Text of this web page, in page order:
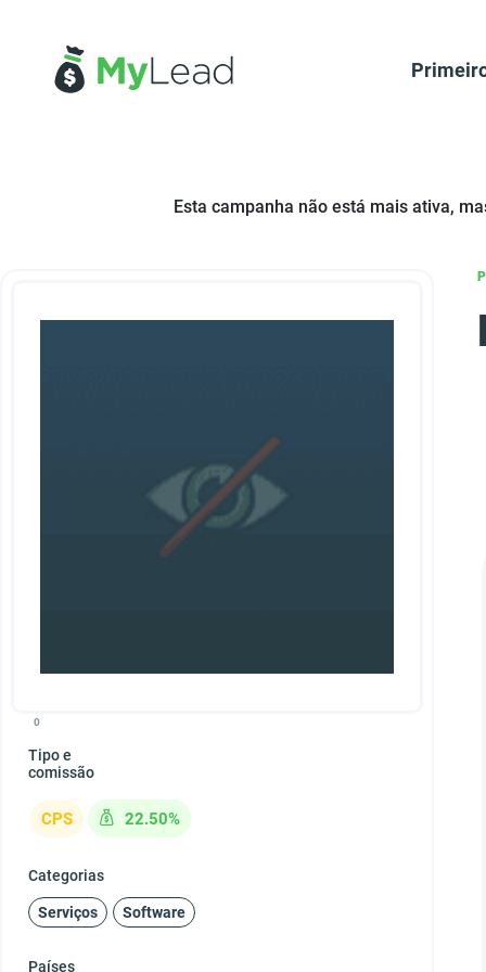
Esta campanha não está mais ativa,
0
Tipo e
comissão
CPS 22.50%
Categorias
Serviços Software
Países